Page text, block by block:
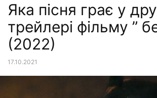
Яка пісня грає у
трейлері фільму ”
(2022)
17.10.2021